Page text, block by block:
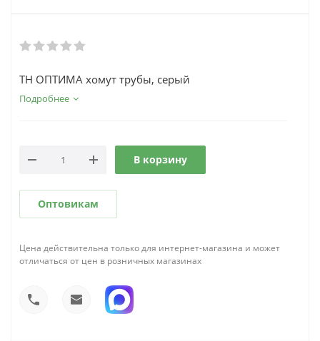
ТН ОПТИМА хомут трубы, серый
Подробнее
В корзину
Оптовикам
Цена действительна только для интернет-магазина и может
отличаться от цен в розничных магазинах